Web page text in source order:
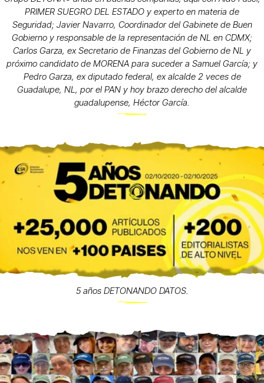
PRIMER SUEGRO DEL ESTADO y experto en materia de
Seguridad; Javier Navarro, Coordinador del Gabinete de Buen
Gobierno y responsable de la representación de NL en CDMX;
Carlos Garza, ex Secretario de Finanzas del Gobierno de NL y
próximo candidato de MORENA para suceder a Samuel García; y
Pedro Garza, ex diputado federal, ex alcalde 2 veces de
Guadalupe, NL, por el PAN y hoy brazo derecho del alcalde
guadalupense, Héctor García.
5 años DETONANDO DATOS.